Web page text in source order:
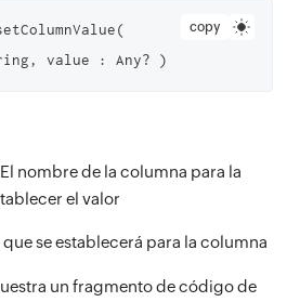
copy
value : Any? )
nombre de la columna para la
el valor
que se establecerá para la columna
un fragmento de código de